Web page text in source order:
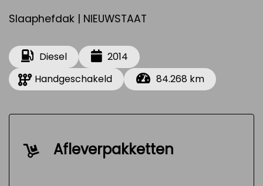
Slaaphefdak | NIEUWSTAAT
Diesel
2014
Handgeschakeld
84.268 km
Afleverpakketten